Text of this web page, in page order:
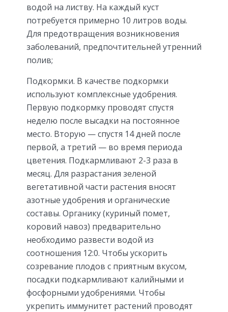
водой на листву. На каждый куст
потребуется примерно 10 литров воды.
Для предотвращения возникновения
заболеваний, предпочтительней утренний
полив;
Подкормки. В качестве подкормки
используют комплексные удобрения.
Первую подкормку проводят спустя
неделю после высадки на постоянное
место. Вторую — спустя 14 дней после
первой, а третий — во время периода
цветения. Подкармливают 2-3 раза в
месяц. Для разрастания зеленой
вегетативной части растения вносят
азотные удобрения и органические
составы. Органику (куриный помет,
коровий навоз) предварительно
необходимо развести водой из
соотношения 12:0. Чтобы ускорить
созревание плодов с приятным вкусом,
посадки подкармливают калийными и
фосфорными удобрениями. Чтобы
укрепить иммунитет растений проводят